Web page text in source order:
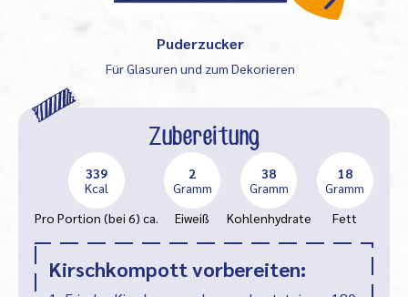
Puderzucker
Für Glasuren und zum Dekorieren
Zubereitung
339
Kcal
Pro Portion (bei 6) ca.
2
Gramm
Eiweiß
38
Gramm
Kohlenhydrate
18
Gramm
Fett
Kirschkompott vorbereiten: